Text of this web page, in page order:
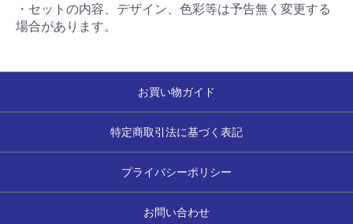
・セットの内容、デザイン、色彩等は予告無く変更する
場合があります。
お買い物ガイド
特定商取引法に基づく表記
プライバシーポリシー
お問い合わせ